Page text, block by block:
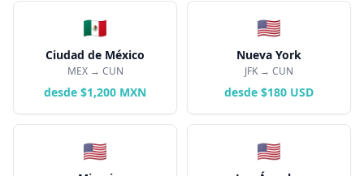
🇲🇽
Ciudad de México
MEX→ CUN
desde $1,200 MXN
🇺🇸
Nueva York
JFK → CUN
desde $180 USD
🇺🇸 🇺🇸